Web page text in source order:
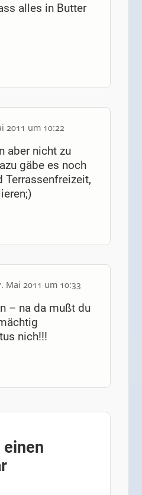
alles in Butter
2011 um 10:22
aber nicht zu
gäbe es noch
Terrassenfreizeit,
Mai 2011 um 10:33
– na da mußt du
nich!!!
einen